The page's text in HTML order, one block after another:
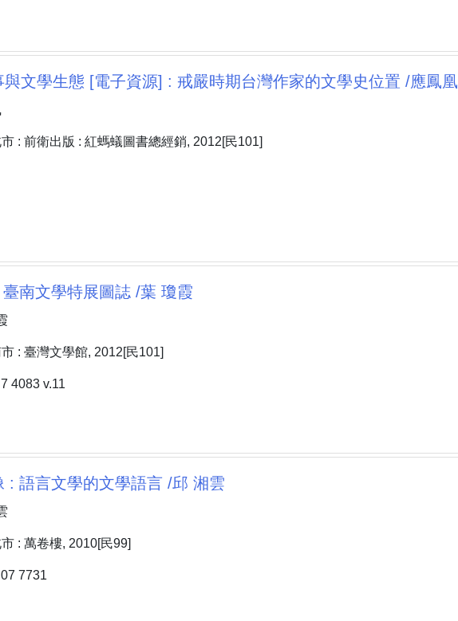
與文學生態 [電子資源] : 戒嚴時期台灣作家的文學史位置 /應鳳凰
: 前衛出版 : 紅螞蟻圖書總經銷, 2012[民101]
南文學特展圖誌 /葉 瓊霞
: 臺灣文學館, 2012[民101]
4083 v.11
: 語言文學的文學語言 /邱 湘雲
: 萬卷樓, 2010[民99]
7731